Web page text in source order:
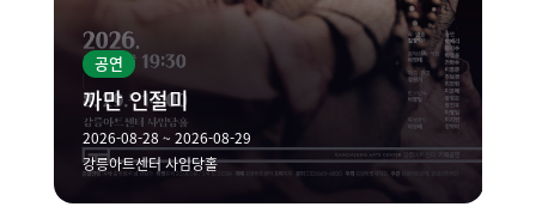
공연
까만 인절미
2026-08-28 ~ 2026-08-29
강릉아트센터 사임당홀